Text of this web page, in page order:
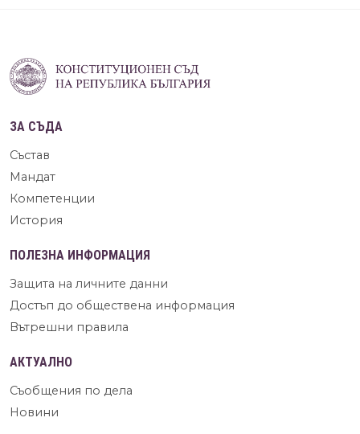
ЗА СЪДА
Състав
Мандат
Компетенции
История
ПОЛЕЗНА ИНФОРМАЦИЯ
Защита на личните данни
Достъп до обществена информация
Вътрешни правила
АКТУАЛНО
Съобщения по дела
Новини